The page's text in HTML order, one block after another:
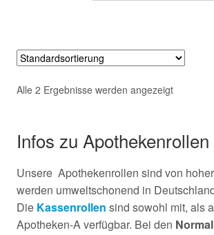
Alle 2 Ergebnisse werden angezeigt
Infos zu Apothekenrollen
Unsere Apothekenrollen sind von
werden umweltschonend in
Die Kassenrollen sind sowohl mit, als
Apotheken-A verfügbar. Bei den